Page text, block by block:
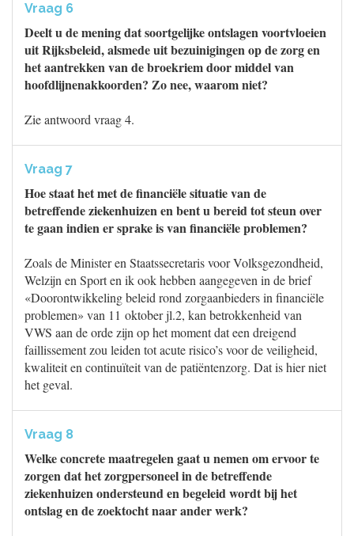
Vraag 6
Deelt u de mening dat soortgelijke ontslagen voortvloeien
uit Rijksbeleid, alsmede uit bezuinigingen op de zorg en
het aantrekken van de broekriem door middel van
hoofdlijnenakkoorden? Zo nee, waarom niet?
Zie antwoord vraag 4.
Vraag 7
Hoe staat het met de financiële situatie van de
betreffende ziekenhuizen en bent u bereid tot steun over
te gaan indien er sprake is van financiële problemen?
Zoals de Minister en Staatssecretaris voor Volksgezondheid,
Welzijn en Sport en ik ook hebben aangegeven in de brief
«Doorontwikkeling beleid rond zorgaanbieders in financiële
problemen» van 11 oktober jl.2, kan betrokkenheid van
VWS aan de orde zijn op het moment dat een dreigend
faillissement zou leiden tot acute risico’s voor de veiligheid,
kwaliteit en continuïteit van de patiëntenzorg. Dat is hier niet
het geval.
Vraag 8
Welke concrete maatregelen gaat u nemen om ervoor te
zorgen dat het zorgpersoneel in de betreffende
ziekenhuizen ondersteund en begeleid wordt bij het
ontslag en de zoektocht naar ander werk?